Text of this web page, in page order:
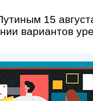
15
вариантов